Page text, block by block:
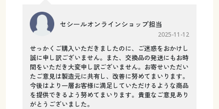
セシールオンラインショップ担当
2025-11-12
せっかくご購入いただきましたのに、ご迷惑をおかけし
誠に申し訳ございません。また、交換品の発送にもお時
間をいただき大変申し訳ございません。お寄せいただい
たご意見は製造元に共有し、改善に努めてまいります。
今後はより一層お客様に満足していただけるような商品
を提供できるよう努めてまいります。貴重なご意見あり
がとうございました。